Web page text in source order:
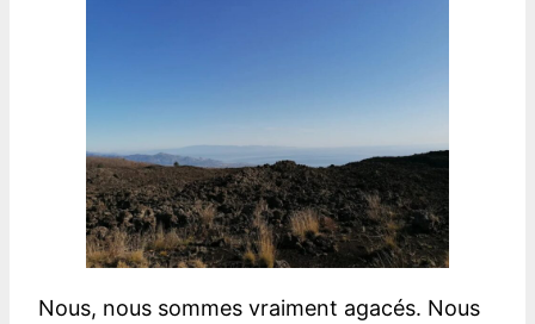
Nous, nous sommes vraiment agacés. Nous